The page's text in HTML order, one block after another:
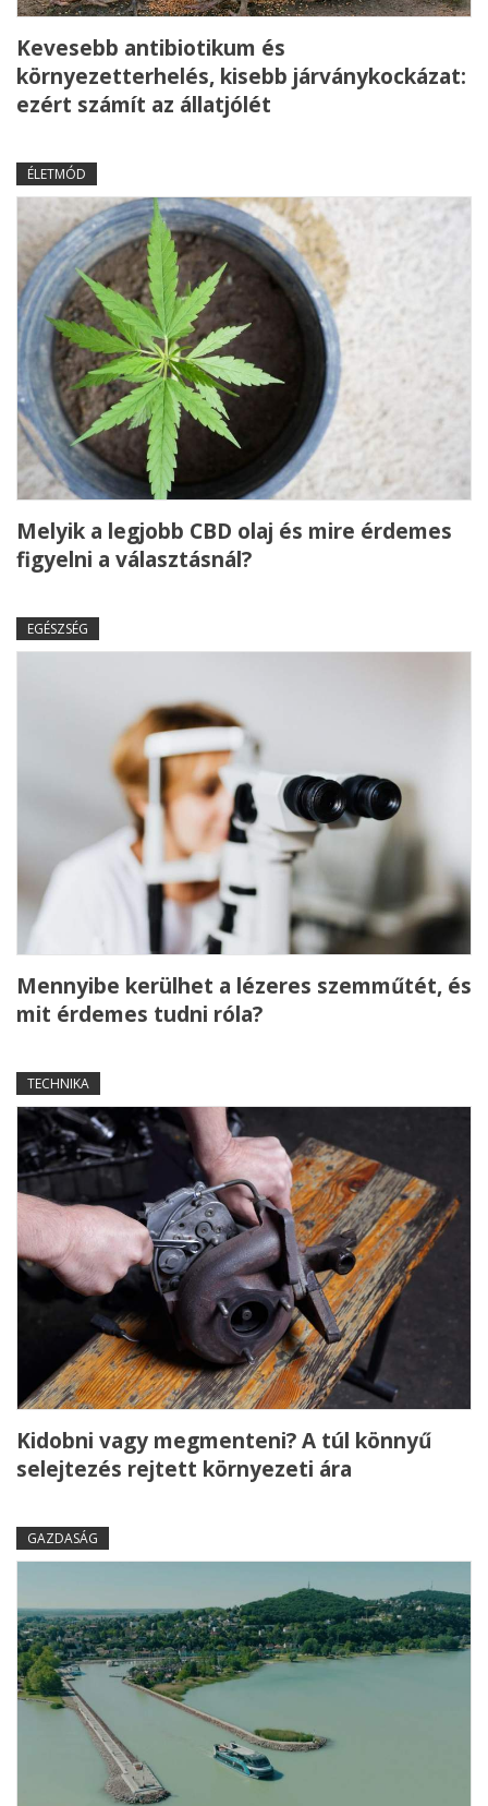
Kevesebb antibiotikum és
környezetterhelés, kisebb járványkockázat:
ezért számít az állatjólét
ÉLETMÓD
Melyik a legjobb CBD olaj és mire érdemes
figyelni a választásnál?
EGÉSZSÉG
Mennyibe kerülhet a lézeres szemműtét, és
mit érdemes tudni róla?
TECHNIKA
Kidobni vagy megmenteni? A túl könnyű
selejtezés rejtett környezeti ára
GAZDASÁG